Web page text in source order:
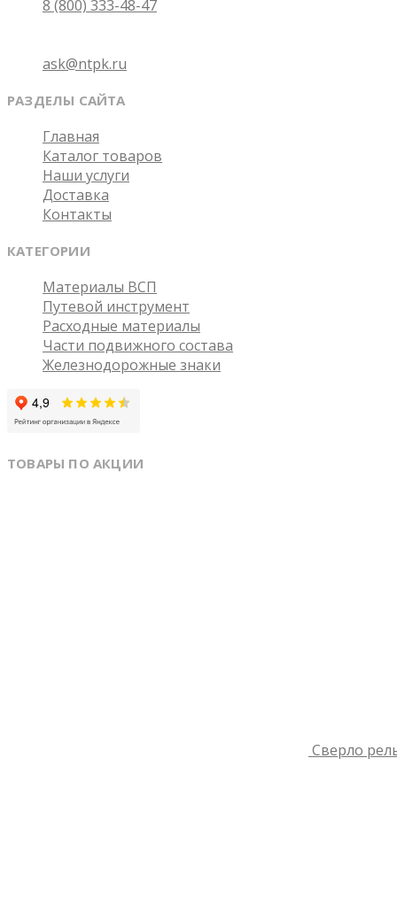
8 (800) 333-48-47
ask@ntpk.ru
РАЗДЕЛЫ САЙТА
Главная
Каталог товаров
Наши услуги
Доставка
Контакты
КАТЕГОРИИ
Материалы ВСП
Путевой инструмент
Расходные материалы
Части подвижного состава
Железнодорожные знаки
ТОВАРЫ ПО АКЦИИ
Сверло